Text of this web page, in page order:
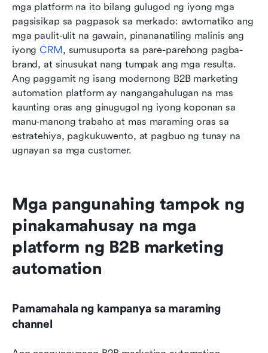
mga platform na ito bilang gulugod ng iyong mga
pagsisikap sa pagpasok sa merkado: awtomatiko ang
mga paulit-ulit na gawain, pinananatiling malinis ang
iyong CRM, sumusuporta sa pare-parehong pagba-
brand, at sinusukat nang tumpak ang mga resulta.
Ang paggamit ng isang modernong B2B marketing
automation platform ay nangangahulugan na mas
kaunting oras ang ginugugol ng iyong koponan sa
manu-manong trabaho at mas maraming oras sa
estratehiya, pagkukuwento, at pagbuo ng tunay na
ugnayan sa mga customer.
Mga pangunahing tampok ng
pinakamahusay na mga
platform ng B2B marketing
automation
Pamamahala ng kampanya sa maraming
channel